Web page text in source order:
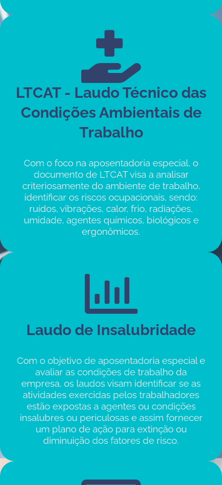
LTCAT - Laudo Técnico das
Condições Ambientais de
Trabalho
Com o foco na aposentadoria especial, o
documento de LTCAT visa a analisar
criteriosamente do ambiente de trabalho,
identificar os riscos ocupacionais, sendo:
ruídos, vibrações, calor, frio, radiações,
umidade, agentes químicos, biológicos e
ergonômicos.
Laudo de Insalubridade
Com o objetivo de aposentadoria especial e
avaliar as condições de trabalho da
empresa, os laudos visam identificar se as
atividades exercidas pelos trabalhadores
estão expostas a agentes ou condições
insalubres ou periculosas e assim fornecer
um plano de ação para extinção ou
diminuição dos fatores de risco.